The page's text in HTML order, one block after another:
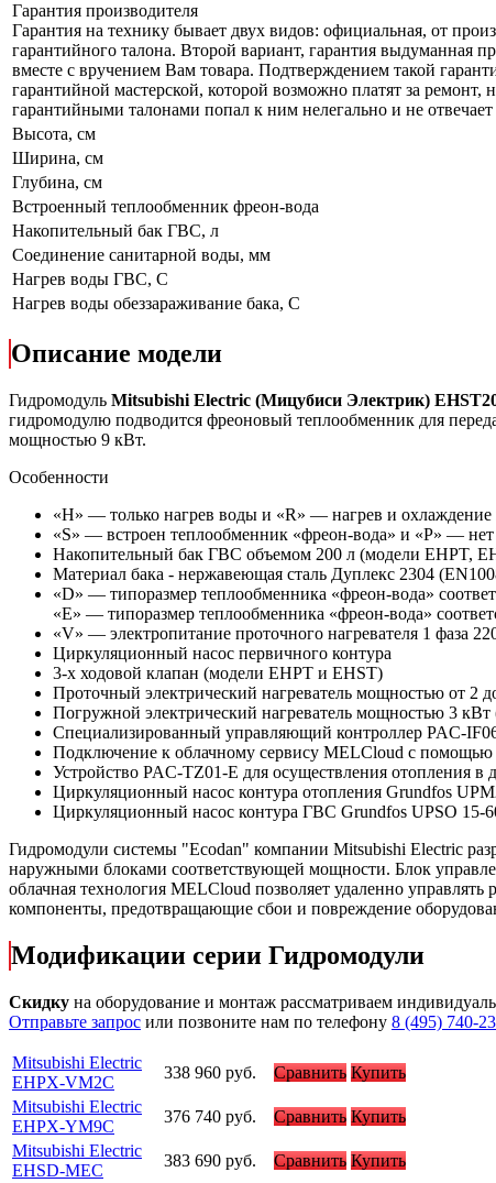
Гарантия производителя
Гарантия на технику бывает двух видов: официальная, от
гарантийного талона. Второй вариант, гарантия выдуманная
вместе с вручением Вам товара. Подтверждением такой
гарантийной мастерской, которой возможно платят за
гарантийными талонами попал к ним нелегально и не отвечает
Высота, см
Ширина, см
Глубина, см
Встроенный теплообменник фреон-вода
Накопительный бак ГВС, л
Соединение санитарной воды, мм
Нагрев воды ГВС, С
Нагрев воды обеззараживание бака, С
Описание модели
Гидромодуль Mitsubishi Electric (Мицубиси Электрик)
гидромодулю подводится фреоновый теплообменник для
мощностью 9 кВт.
Особенности
«H» — только нагрев воды и «R» — нагрев и
«S» — встроен теплообменник «фреон-вода» и «P» —
Накопительный бак ГВС объемом 200 л (модели EHPT,
Материал бака - нержавеющая сталь Дуплекс 2304
«D» — типоразмер теплообменника «фреон-вода»
«E» — типоразмер теплообменника «фреон-вода»
«V» — электропитание проточного нагревателя 1 фаза
Циркуляционный насос первичного контура
3-х ходовой клапан (модели EHPT и EHST)
Проточный электрический нагреватель мощностью от 2
Погружной электрический нагреватель мощностью 3
Специализированный управляющий контроллер PAC-
Подключение к облачному сервису MELCloud с
Устройство PAC-TZ01-E для осуществления отопления в
Циркуляционный насос контура отопления Grundfos
Циркуляционный насос контура ГВС Grundfos UPSO 15-
Гидромодули системы "Ecodan" компании Mitsubishi Electric
наружными блоками соответствующей мощности. Блок
облачная технология MELCloud позволяет удаленно
компоненты, предотвращающие сбои и повреждение
Модификации серии Гидромодули
Скидку на оборудование и монтаж рассматриваем
Отправьте запрос или позвоните нам по телефону 8 (495) 740-
Mitsubishi Electric
EHPX-VM2C
338 960 руб. Сравнить Купить
Mitsubishi Electric
EHPX-YM9C
376 740 руб. Сравнить Купить
Mitsubishi Electric
EHSD-MEC
383 690 руб. Сравнить Купить